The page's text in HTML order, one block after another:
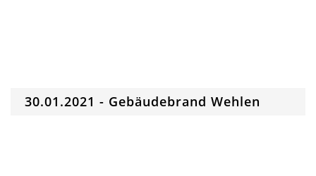
30.01.2021 - Gebäudebrand Wehlen